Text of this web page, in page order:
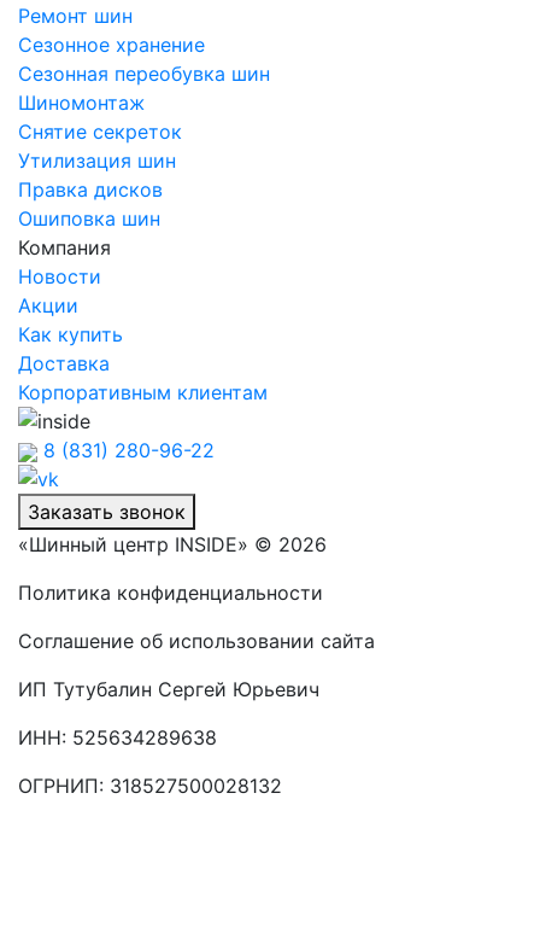
Ремонт шин
Сезонное хранение
Сезонная переобувка шин
Шиномонтаж
Снятие секреток
Утилизация шин
Правка дисков
Ошиповка шин
Компания
Новости
Акции
Как купить
Доставка
Корпоративным клиентам
8 (831) 280-96-22
Заказать звонок
«Шинный центр INSIDE» © 2026
Политика конфиденциальности
Соглашение об использовании сайта
ИП Тутубалин Сергей Юрьевич
ИНН: 525634289638
ОГРНИП: 318527500028132